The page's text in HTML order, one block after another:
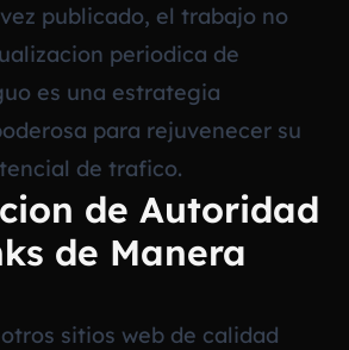
publicado, el trabajo no
periodica de
es una estrategia
para rejuvenecer su
de trafico.
de Autoridad
de Manera
sitios web de calidad